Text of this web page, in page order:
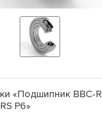
«Подшипник BBC-R
P6»